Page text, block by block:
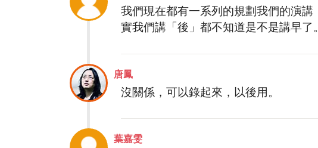
我們現在都有一系列的規劃我們的演
實我們講「後」都不知道是不是講早了。
唐鳳
沒關係，可以錄起來，以後用。
葉嘉雯